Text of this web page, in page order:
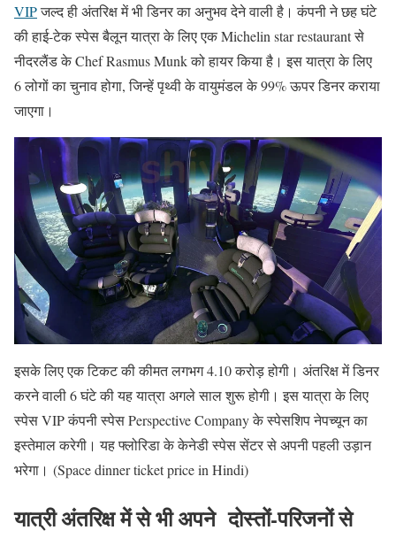
VIPजल्द ही अंतरिक्ष में भी डिनर का अनुभव देने वाली है। कंपनी ने छह घंटे
की हाई-टेक स्पेस बैलून यात्रा के लिए एक Michelin star restaurant से
नीदरलैंड के Chef Rasmus Munk को हायर किया है। इस यात्रा के लिए
6 लोगों का चुनाव होगा, जिन्हें पृथ्वी के वायुमंडल के 99% ऊपर डिनर कराया
जाएगा।
इसके लिए एक टिकट की कीमत लगभग 4.10 करोड़ होगी। अंतरिक्ष में डिनर
करने वाली 6 घंटे की यह यात्रा अगले साल शुरू होगी। इस यात्रा के लिए
स्पेस VIP कंपनी स्पेस Perspective Company के स्पेसशिप नेपच्यून का
इस्तेमाल करेगी। यह फ्लोरिडा के केनेडी स्पेस सेंटर से अपनी पहली उड़ान
भरेगा। (Space dinner ticket price in Hindi)
यात्री अंतरिक्ष में से भी अपने दोस्तों-परिजनों से